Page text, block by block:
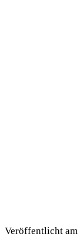
Veröffentlicht am